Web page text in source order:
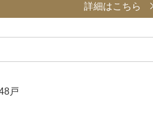
詳細はこちら
戸